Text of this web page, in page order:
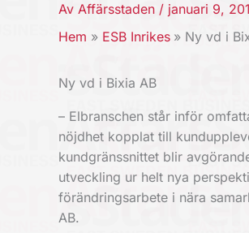
Av Affärsstaden / januari 9,
Hem
ESB Inrikes Ny vd i
Ny vd i Bixia AB
– Elbranschen står inför
nöjdhet kopplat till
kundgränssnittet blir
utveckling ur helt nya
förändringsarbete i nära
AB.